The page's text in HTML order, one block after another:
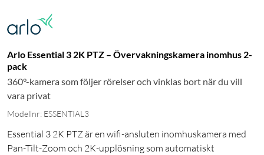
Arlo Essential 3 2K PTZ – Övervakningskamera inomhus 2-
pack
360°-kamera som följer rörelser och vinklas bort när du vill
vara privat
Modellnr: ESSENTIAL3
Essential 3 2K PTZ är en wifi-ansluten inomhuskamera med
Pan-Tilt-Zoom och 2K-upplösning som automatiskt